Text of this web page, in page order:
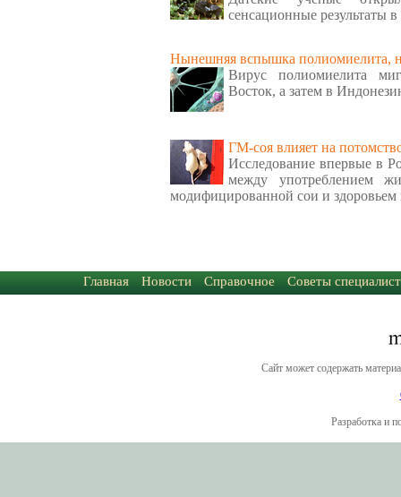
сенсационные результаты
Нынешняя вспышка полиомиелита,
Вирус полиомиелита
Восток, а затем в
ГМ-соя влияет на
Исследование впервые в
между употреблением
модифицированной сои и здоровьем
Главная Новости Справочное Советы
Сайт может содержать
Разработка